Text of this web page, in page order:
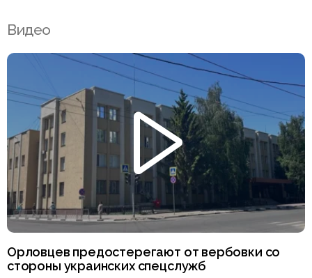
Видео
Орловцев предостерегают от вербовки со
стороны украинских спецслужб